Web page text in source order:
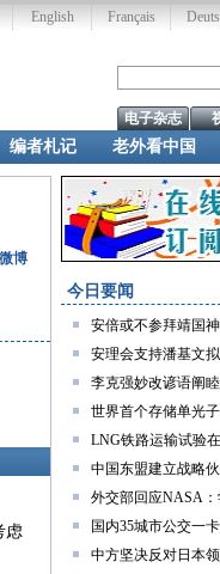
Français
English
电子杂志
编者札记 老外看中国
博
虑
今日要闻
安倍或不参拜靖国
安理会支持潘基文
李克强妙改谚语阐
世界首个存储单光
LNG铁路运输试验
中国东盟建立战略
外交部回应NASA
国内35城市公交一
中方坚决反对日本